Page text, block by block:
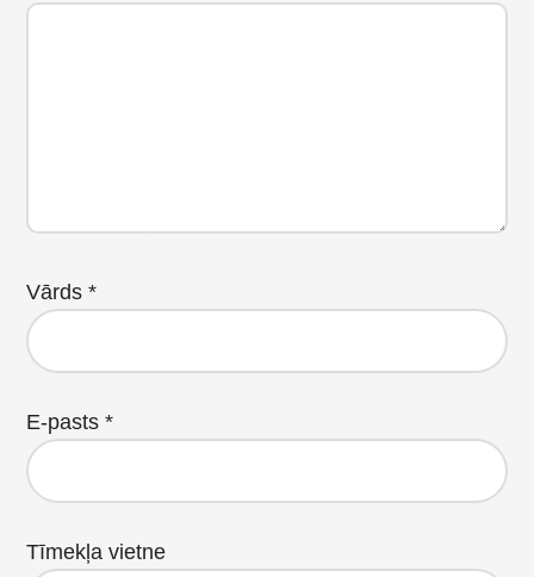
Vārds*
E-pasts*
Tīmekļa vietne